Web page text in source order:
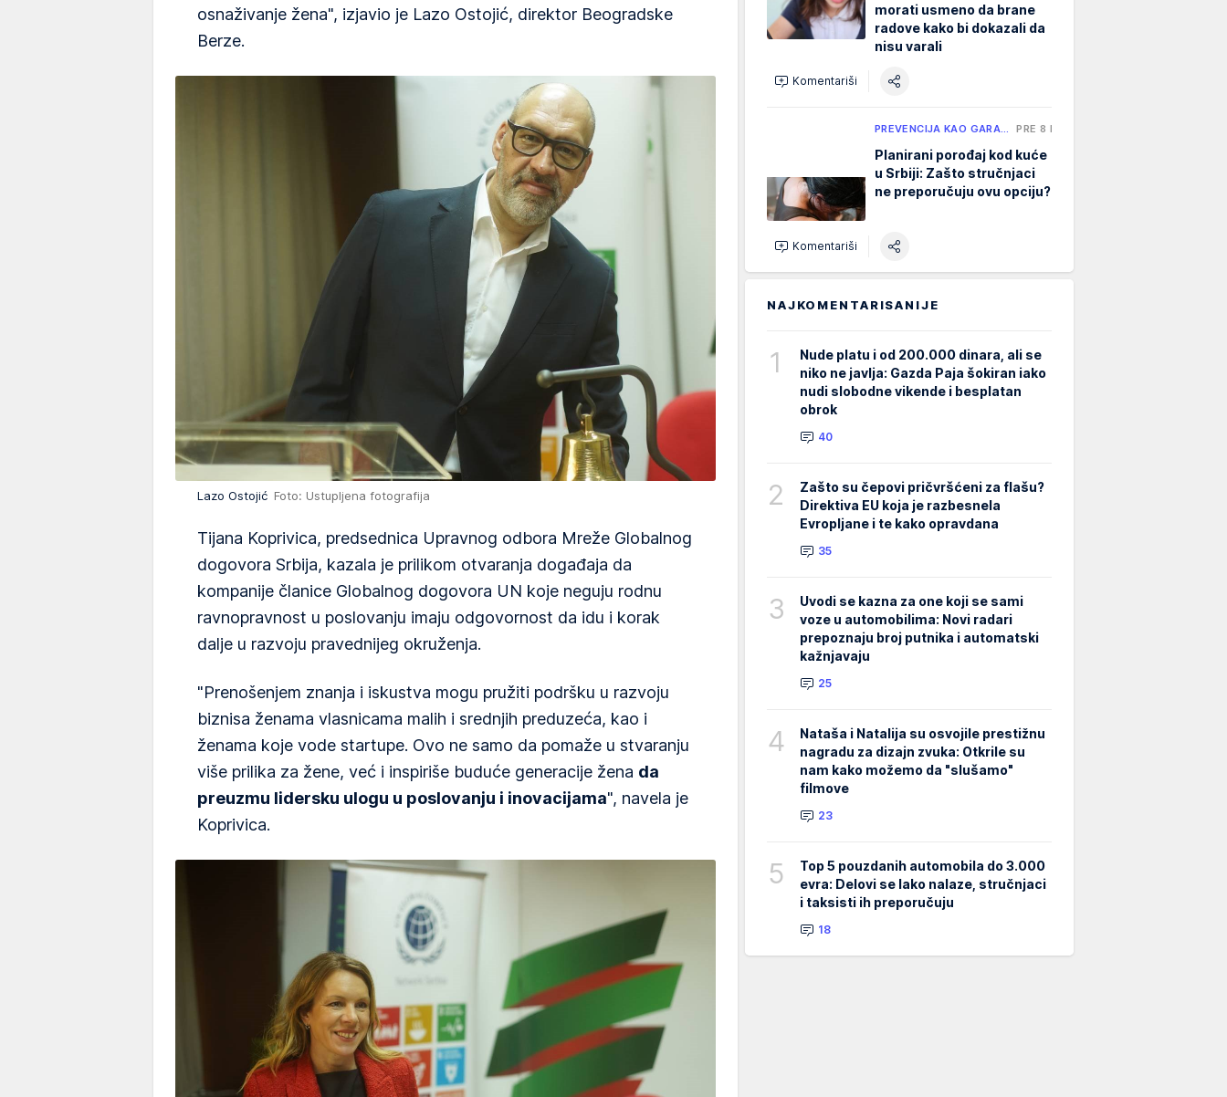
osnaživanje žena", izjavio je Lazo Ostojić, direktor Beogradske
Berze.
Lazo Ostojić Foto: Ustupljena fotografija
Tijana Koprivica, predsednica Upravnog odbora Mreže Globalnog
dogovora Srbija, kazala je prilikom otvaranja događaja da
kompanije članice Globalnog dogovora UN koje neguju rodnu
ravnopravnost u poslovanju imaju odgovornost da idu i korak
dalje u razvoju pravednijeg okruženja.
"Prenošenjem znanja i iskustva mogu pružiti podršku u razvoju
biznisa ženama vlasnicama malih i srednjih preduzeća, kao i
ženama koje vode startupe. Ovo ne samo da pomaže u stvaranju
više prilika za žene, već i inspiriše buduće generacije žena da
preuzmu lidersku ulogu u poslovanju i inovacijama", navela je
Koprivica.
morati usmeno da brane
radove kako bi dokazali da
nisu varali
Komentariši
PREVENCIJA KAO GARA… PRE 8 H
Planirani porođaj kod kuće
u Srbiji: Zašto stručnjaci
ne preporučuju ovu opciju?
Komentariši
NAJKOMENTARISANIJE
1
Nude platu i od 200.000 dinara, ali se
niko ne javlja: Gazda Paja šokiran iako
nudi slobodne vikende i besplatan
obrok
40
2
Zašto su čepovi pričvršćeni za flašu?
Direktiva EU koja je razbesnela
Evropljane i te kako opravdana
35
3
Uvodi se kazna za one koji se sami
voze u automobilima: Novi radari
prepoznaju broj putnika i automatski
kažnjavaju
25
4
Nataša i Natalija su osvojile prestižnu
nagradu za dizajn zvuka: Otkrile su
nam kako možemo da "slušamo"
filmove
23
5
Top 5 pouzdanih automobila do 3.000
evra: Delovi se lako nalaze, stručnjaci
i taksisti ih preporučuju
18